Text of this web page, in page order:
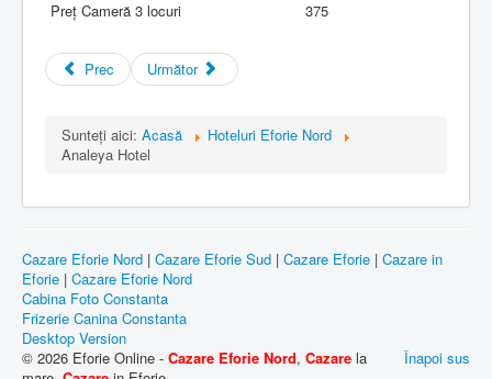
Preț Cameră 3 locuri
375
Prec Următor
Sunteți aici: Acasă
Hoteluri Eforie Nord
Analeya Hotel
Cazare Eforie Nord | Cazare Eforie Sud | Cazare Eforie | Cazare in
Eforie | Cazare Eforie Nord
Cabina Foto Constanta
Frizerie Canina Constanta
Desktop Version
Înapoi sus
© 2026 Eforie Online - Cazare Eforie Nord, Cazare la